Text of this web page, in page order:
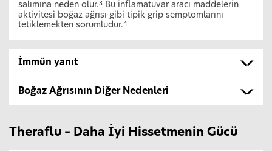
salımına neden olur.3 Bu inflamatuvar aracı maddelerin
aktivitesi boğaz ağrısı gibi tipik grip semptomlarını
tetiklemekten sorumludur.4
İmmün yanıt
Boğaz Ağrısının Diğer Nedenleri
Theraflu – Daha İyi Hissetmenin Gücü